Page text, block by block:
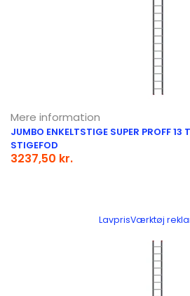
Mere information
JUMBO ENKELTSTIGE SUPER PROFF 13
STIGEFOD
3237,50 kr.
LavprisVærktøj